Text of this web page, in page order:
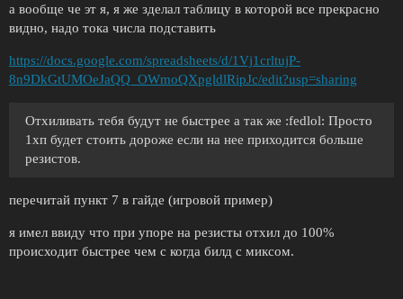
а вообще че эт я, я же зделал таблицу в которой все прекрасно
видно, надо тока числа подставить
https://docs.google.com/spreadsheets/d/1Vj1crltujP-
8n9DkGtUMOeJaQQ_OWmoQXpgldlRipJc/edit?usp=sharing
Отхиливать тебя будут не быстрее а так же :fedlol: Просто
1хп будет стоить дороже если на нее приходится больше
резистов.
перечитай пункт 7 в гайде (игровой пример)
я имел ввиду что при упоре на резисты отхил до 100%
происходит быстрее чем с когда билд с миксом.